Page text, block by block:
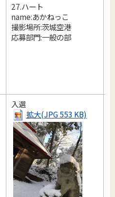
27.ハート
name:あかねっこ
撮影場所:茨城空港
応募部門:一般の部
入選
拡大(JPG 553 KB)